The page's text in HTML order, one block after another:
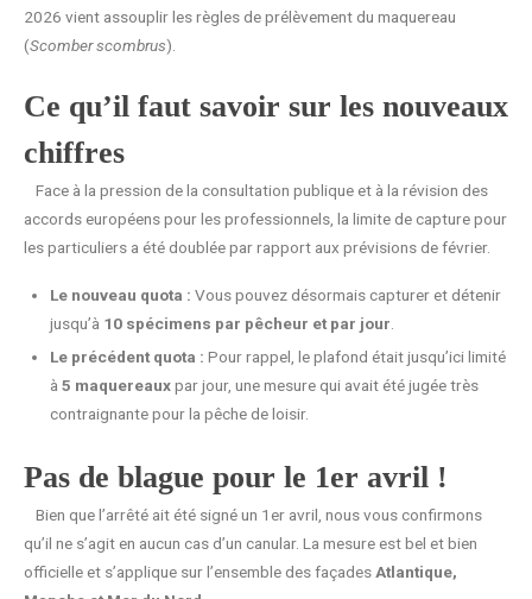
2026 vient assouplir les règles de prélèvement du maquereau
(Scomber scombrus).
Ce qu’il faut savoir sur les nouveaux
chiffres
Face à la pression de la consultation publique et à la révision des
accords européens pour les professionnels, la limite de capture pour
les particuliers a été doublée par rapport aux prévisions de février.
Le nouveau quota : Vous pouvez désormais capturer et détenir
jusqu’à 10 spécimens par pêcheur et par jour
Le précédent quota : Pour rappel, le plafond était jusqu’ici limité
à 5 maquereauxpar jour, une mesure qui avait été jugée très
contraignante pour la pêche de loisir.
Pas de blague pour le 1er avril !
Bien que l’arrêté ait été signé un 1er avril, nous vous confirmons
qu’il ne s’agit en aucun cas d’un canular. La mesure est bel et bien
officielle et s’applique sur l’ensemble des façades Atlantique,